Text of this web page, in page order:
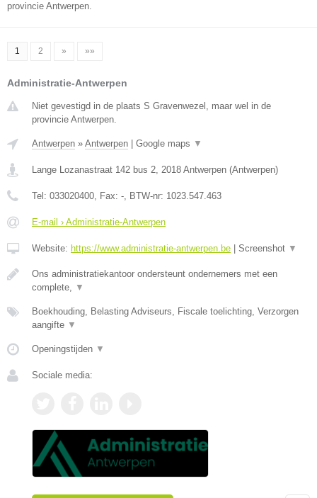
provincie Antwerpen.
1 2 » »»
Administratie-Antwerpen
Niet gevestigd in de plaats S Gravenwezel, maar wel in de
provincie Antwerpen.
Antwerpen » Antwerpen Google maps ▼
Lange Lozanastraat 142 bus 2, 2018 Antwerpen (Antwerpen)
Tel: 033020400, Fax: -, BTW-nr: 1023.547.463
E-mail › Administratie-Antwerpen
Website: https://www.administratie-antwerpen.be Screenshot ▼
Ons administratiekantoor ondersteunt ondernemers met een
complete, ▼
Boekhouding, Belasting Adviseurs, Fiscale toelichting, Verzorgen
aangifte ▼
Openingstijden ▼
Sociale media: